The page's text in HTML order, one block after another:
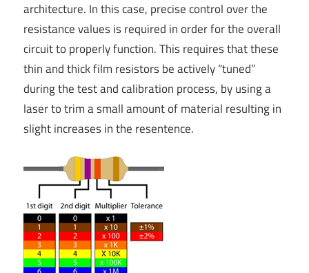
architecture. In this case, precise control over the
resistance values is required in order for the overall
circuit to properly function. This requires that these
thin and thick film resistors be actively “tuned”
during the test and calibration process, by using a
laser to trim a small amount of material resulting in
slight increases in the resentence.